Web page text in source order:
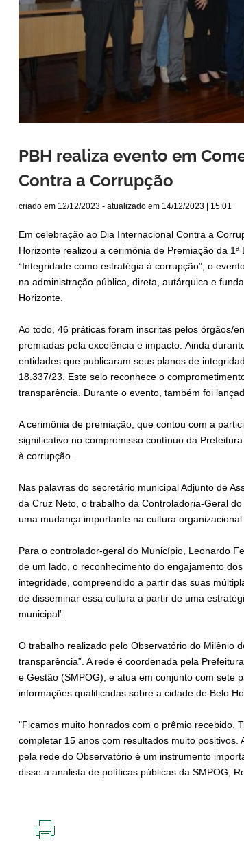
PBH realiza evento em
Contra a Corrupção
criado em 12/12/2023 - atualizado em 14/12/2023 | 15:01
Em celebração ao Dia Internacional Contra a
Horizonte realizou a cerimônia de Premiação da
“Integridade como estratégia à corrupção”, o
na administração pública, direta, autárquica e
Horizonte.
Ao todo, 46 práticas foram inscritas pelos órgãos/
premiadas pela excelência e impacto. Ainda
entidades que publicaram seus planos de
18.337/23. Este selo reconhece o
transparência. Durante o evento, também foi
A cerimônia de premiação, que contou com a
significativo no compromisso contínuo da
à corrupção.
Nas palavras do secretário municipal Adjunto de
da Cruz Neto, o trabalho da Controladoria-Geral
uma mudança importante na cultura organizacional
Para o controlador-geral do Município, Leonardo
de um lado, o reconhecimento do engajamento
integridade, compreendido a partir das suas
de disseminar essa cultura a partir de uma
municipal”.
O trabalho realizado pelo Observatório do Milênio
transparência”. A rede é coordenada pela
e Gestão (SMPOG), e atua em conjunto com sete
informações qualificadas sobre a cidade de Belo
"Ficamos muito honrados com o prêmio recebido.
completar 15 anos com resultados muito
pela rede do Observatório é um instrumento
disse a analista de políticas públicas da SMPOG,